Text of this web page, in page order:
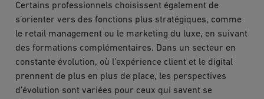
Certains professionnels choisissent également de
s’orienter vers des fonctions plus stratégiques, comme
le retail management ou le marketing du luxe, en suivant
des formations complémentaires. Dans un secteur en
constante évolution, où l’expérience client et le digital
prennent de plus en plus de place, les perspectives
d’évolution sont variées pour ceux qui savent se